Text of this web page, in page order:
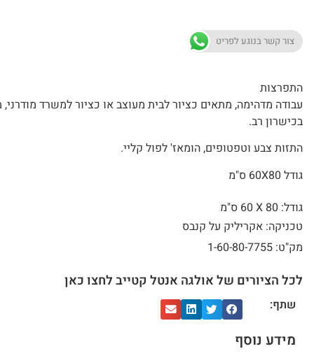
צור קשר בנוגע לפריט
התפרצות
עבודה מדהימה, מתאים כציור לבית מעוצב או כציור למשרד מודרני,
בכישרון רב.
התזות צבע וטפטופים, הומאז' לפול קליי.
גודל 60X80 ס"מ
גודל: 80 X
60 ס"מ
טכניקה: אקריליק על קנבס
מק"ט: 1-60-80-7755
לכל הציורים של אולגה אנטל קטייב לחצו כאן
שתף:
מידע נוסף